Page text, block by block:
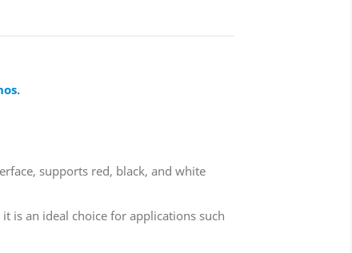
.
supports red, black, and white
is an ideal choice for applications such